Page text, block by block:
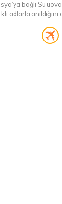
bağlı
adlarla